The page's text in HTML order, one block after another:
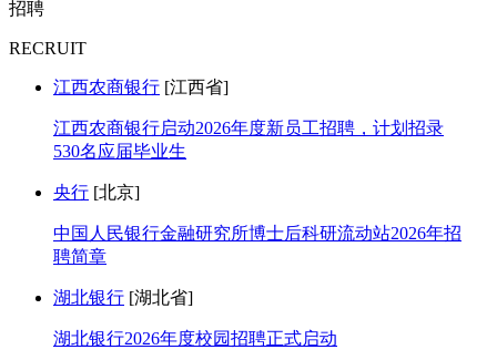
招聘
RECRUIT
江西农商银行 [江西省]
江西农商银行启动2026年度新员工招聘，计划招录
530名应届毕业生
央行 [北京]
中国人民银行金融研究所博士后科研流动站2026年招
聘简章
湖北银行 [湖北省]
湖北银行2026年度校园招聘正式启动